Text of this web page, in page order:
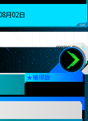
月02日
★獲得数